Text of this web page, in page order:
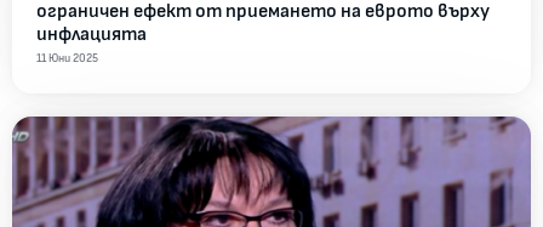
ограничен ефект от приемането на еврото върху
инфлацията
11 Юни 2025